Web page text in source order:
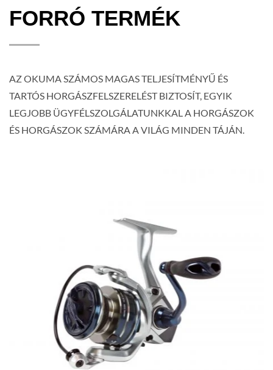
FORRÓ TERMÉK
AZ OKUMA SZÁMOS MAGAS TELJESÍTMÉNYŰ ÉS
TARTÓS HORGÁSZFELSZERELÉST BIZTOSÍT, EGYIK
LEGJOBB ÜGYFÉLSZOLGÁLATUNKKAL A HORGÁSZOK
ÉS HORGÁSZOK SZÁMÁRA A VILÁG MINDEN TÁJÁN.